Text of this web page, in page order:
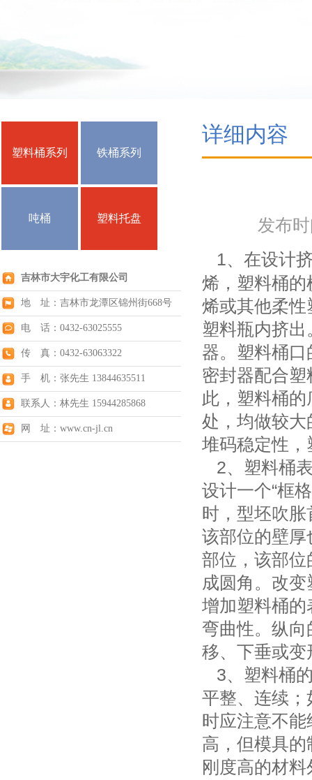
塑料桶系列 铁桶系列
吨桶 塑料托盘
吉林市大宇化工有限公司
地 址：吉林市龙潭区锦州街668号
电 话：0432-63025555
传 真：0432-63063322
手 机：张先生 13844635511
联系人：林先生 15944285868
网 址：www.cn-jl.cn
详细内容
发布
1、在设计
烯，塑料桶
烯或其他柔
塑料瓶内挤
器。塑料桶
密封器配合
此，塑料桶
处，均做较
堆码稳定性
2、塑料桶
设计一个“框
时，型坯吹
该部位的壁
部位，该部
成圆角。改
增加塑料桶
弯曲性。纵
移、下垂或变
3、塑料桶
平整、连续
时应注意不
高，但模具
刚度高的材